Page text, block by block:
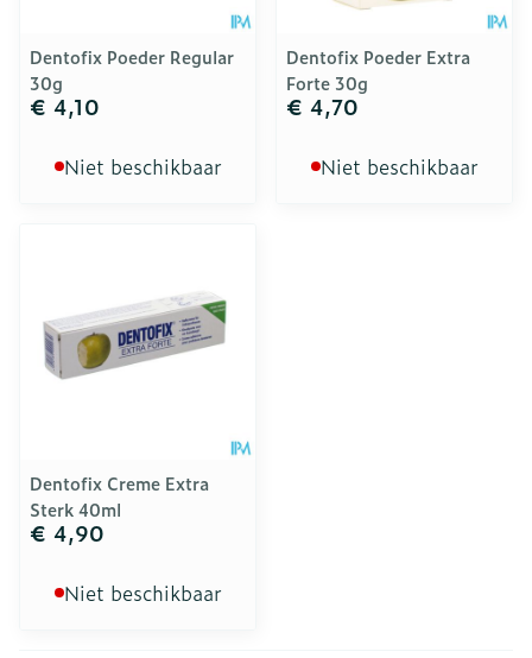
Dentofix Poeder Regular
30g
€ 4,10
Niet beschikbaar
Dentofix Poeder Extra
Forte 30g
€ 4,70
Niet beschikbaar
Dentofix Creme Extra
Sterk 40ml
€ 4,90
Niet beschikbaar